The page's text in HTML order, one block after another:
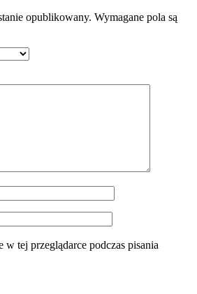
opublikowany. Wymagane pola są
w tej przeglądarce podczas pisania